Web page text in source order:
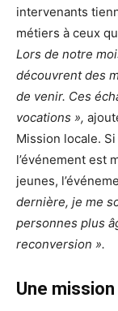
intervenants
métiers à ceux
Lors de notre
découvrent des
de venir. Ces
vocations »,
Mission locale.
l’événement est
jeunes,
dernière, je me
personnes plus
reconversion ».
Une